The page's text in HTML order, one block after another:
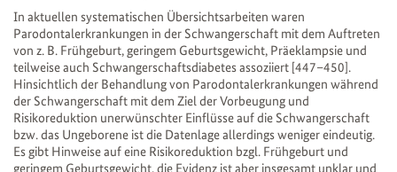
In aktuellen systematischen Übersichtsarbeiten waren
Parodontalerkrankungen in der Schwangerschaft mit dem Auftreten
von z. B. Frühgeburt, geringem Geburtsgewicht, Präeklampsie und
teilweise auch Schwangerschaftsdiabetes assoziiert [447–450].
Hinsichtlich der Behandlung von Parodontalerkrankungen während
der Schwangerschaft mit dem Ziel der Vorbeugung und
Risikoreduktion unerwünschter Einflüsse auf die Schwangerschaft
bzw. das Ungeborene ist die Datenlage allerdings weniger eindeutig.
Es gibt Hinweise auf eine Risikoreduktion bzgl. Frühgeburt und
geringem Geburtsgewicht, die Evidenz ist aber insgesamt unklar und